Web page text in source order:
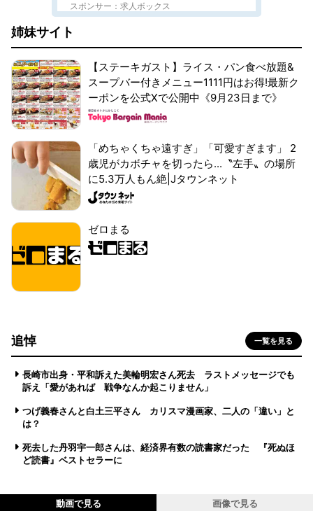
スポンサー：求人ボックス
姉妹サイト
【ステーキガスト】ライス・パン食べ放題&
スープバー付きメニュー1111円はお得!最新ク
ーポンを公式Xで公開中《9月23日まで》
「めちゃくちゃ遠すぎ」「可愛すぎます」 2
歳児がカボチャを切ったら...〝左手〟の場所
に5.3万人もん絶|Jタウンネット
ゼロまる
追悼 一覧を見る
長崎市出身・平和訴えた美輪明宏さん死去 ラストメッセージでも
訴え「愛があれば 戦争なんか起こりません」
つげ義春さんと白土三平さん カリスマ漫画家、二人の「違い」と
は？
死去した丹羽宇一郎さんは、経済界有数の読書家だった 『死ぬほ
ど読書』ベストセラーに
動画で見る 画像で見る